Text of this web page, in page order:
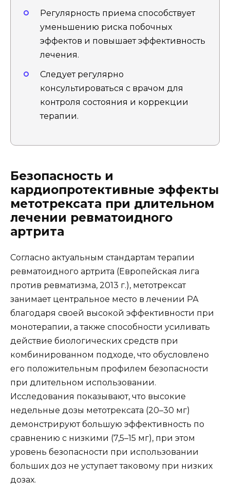
Регулярность приема способствует
уменьшению риска побочных
эффектов и повышает эффективность
лечения.
Следует регулярно
консультироваться с врачом для
контроля состояния и коррекции
терапии.
Безопасность и
кардиопротективные эффекты
метотрексата при длительном
лечении ревматоидного
артрита
Согласно актуальным стандартам терапии
ревматоидного артрита (Европейская лига
против ревматизма, 2013 г.), метотрексат
занимает центральное место в лечении РА
благодаря своей высокой эффективности при
монотерапии, а также способности усиливать
действие биологических средств при
комбинированном подходе, что обусловлено
его положительным профилем безопасности
при длительном использовании.
Исследования показывают, что высокие
недельные дозы метотрексата (20–30 мг)
демонстрируют большую эффективность по
сравнению с низкими (7,5–15 мг), при этом
уровень безопасности при использовании
больших доз не уступает таковому при низких
дозах.